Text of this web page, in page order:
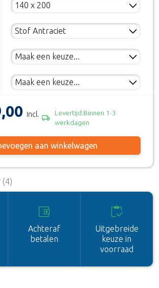
Incl. local_shipping
Levertijd:Binnen 1-3
werkdagen
aan winkelwagen
dit product is
(4)
account_balance_wallet
Achteraf
betalen
inventory
Uitgebreide
keuze in
voorraad